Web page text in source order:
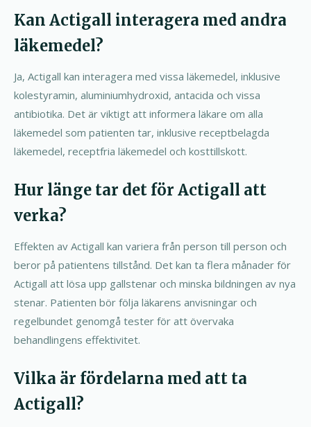
Kan Actigall interagera med andra
läkemedel?
Ja, Actigall kan interagera med vissa läkemedel, inklusive
kolestyramin, aluminiumhydroxid, antacida och vissa
antibiotika. Det är viktigt att informera läkare om alla
läkemedel som patienten tar, inklusive receptbelagda
läkemedel, receptfria läkemedel och kosttillskott.
Hur länge tar det för Actigall att
verka?
Effekten av Actigall kan variera från person till person och
beror på patientens tillstånd. Det kan ta flera månader för
Actigall att lösa upp gallstenar och minska bildningen av nya
stenar. Patienten bör följa läkarens anvisningar och
regelbundet genomgå tester för att övervaka
behandlingens effektivitet.
Vilka är fördelarna med att ta
Actigall?